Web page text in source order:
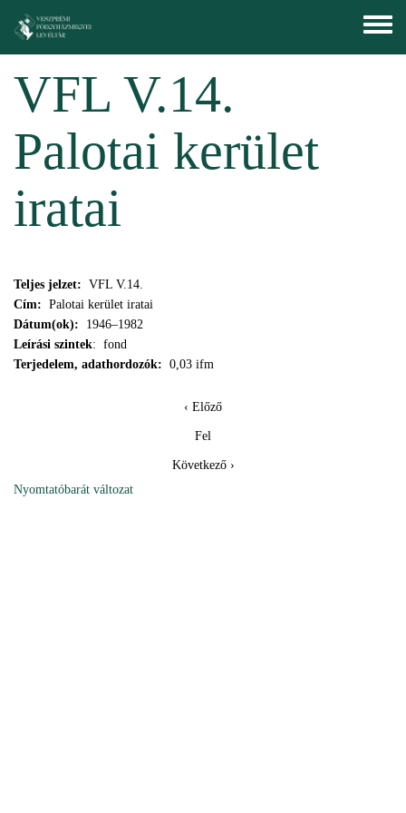
Toggle
menu
VFL V.14.
Palotai kerület
iratai
Teljes jelzet: VFL V.14.
Cím: Palotai kerület iratai
Dátum(ok): 1946–1982
Leírási szintek: fond
Terjedelem, adathordozók: 0,03 ifm
‹ Előző
Fel
Következő ›
Nyomtatóbarát változat